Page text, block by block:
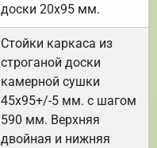
доски 20х95 мм.
Стойки каркаса из
строганой доски
камерной сушки
45х95+/-5 мм. с шагом
590 мм. Верхняя
двойная и нижняя